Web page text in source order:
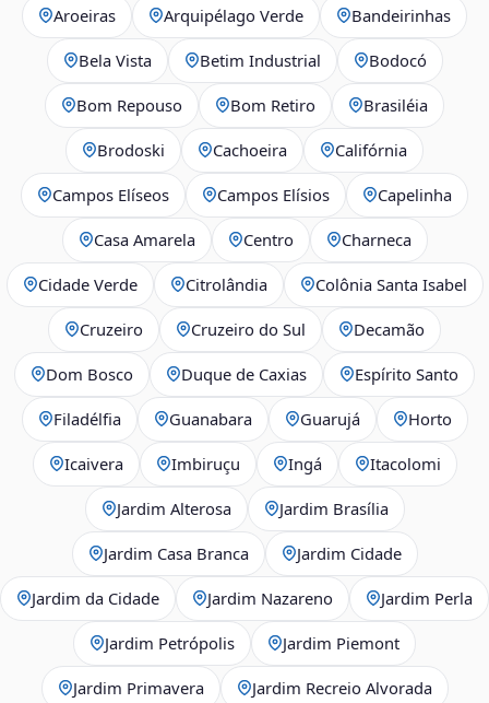
Aroeiras Arquipélago Verde Bandeirinhas
Bela Vista Betim Industrial Bodocó
Bom Repouso Bom Retiro Brasiléia
Brodoski Cachoeira Califórnia
Campos Elíseos Campos Elísios Capelinha
Casa Amarela Centro Charneca
Cidade Verde Citrolândia Colônia Santa Isabel
Cruzeiro Cruzeiro do Sul Decamão
Dom Bosco Duque de Caxias Espírito Santo
Filadélfia Guanabara Guarujá Horto
Icaivera Imbiruçu Ingá Itacolomi
Jardim Alterosa Jardim Brasília
Jardim Casa Branca Jardim Cidade
Jardim da Cidade Jardim Nazareno Jardim Perla
Jardim Petrópolis Jardim Piemont
Jardim Primavera Jardim Recreio Alvorada